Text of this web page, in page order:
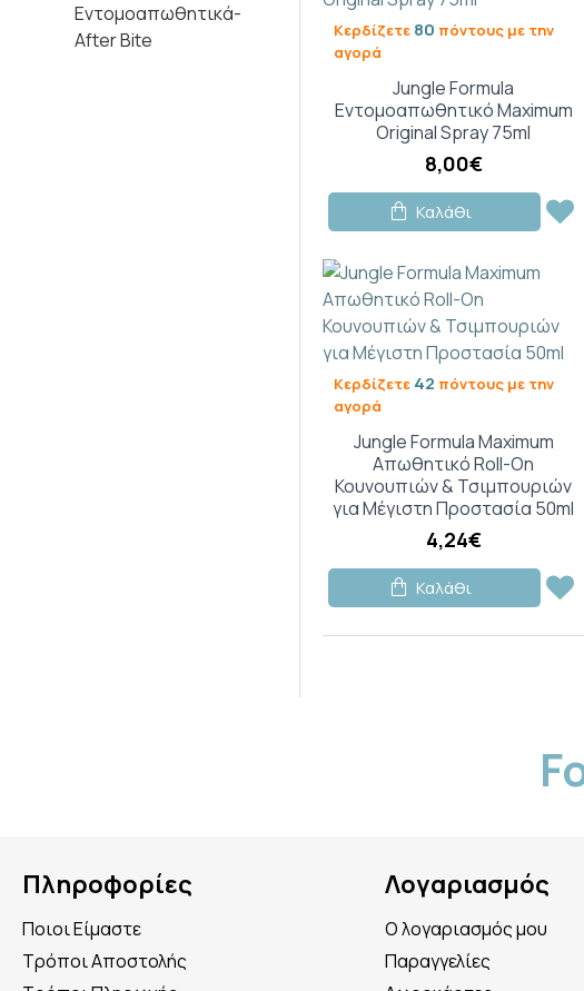
Εντομοαπωθητικά-
After Bite
Κερδίζετε 80 πόντους με την
αγορά
Jungle Formula
Εντομοαπωθητικό Maximum
Original Spray 75ml
8,00€
Καλάθι
Κερδίζετε 42 πόντους με την
αγορά
Jungle Formula Maximum
Aπωθητικό Roll-On
Κουνουπιών & Τσιμπουριών
για Μέγιστη Προστασία 50ml
4,24€
Καλάθι
Πληροφορίες
Ποιοι Είμαστε
Τρόποι Αποστολής
Λογαριασμός
Ο λογαριασμός μου
Παραγγελίες